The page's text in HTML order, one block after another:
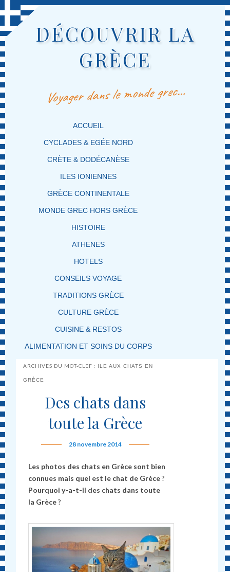
DÉCOUVRIR LA
GRÈCE
Voyager dans le monde grec…
MENU PRINCIPAL
MASQUER LA NAVIGATION PRINCIPALE
MASQUER LA NAVIGATION SECONDAIRE
ACCUEIL
CYCLADES & EGÉE NORD
CRÈTE & DODÉCANÈSE
ILES IONIENNES
GRÈCE CONTINENTALE
MONDE GREC HORS GRÈCE
HISTOIRE
ATHENES
HOTELS
CONSEILS VOYAGE
TRADITIONS GRÈCE
CULTURE GRÈCE
CUISINE & RESTOS
ALIMENTATION ET SOINS DU CORPS
ARCHIVES DU MOT-CLEF : ILE AUX CHATS EN
GRÈCE
Des chats dans
toute la Grèce
28 novembre 2014
Les photos des chats en Grèce sont bien
connues mais quel est le chat de Grèce?
Pourquoi y-a-t-il des chats dans toute
la Grèce?